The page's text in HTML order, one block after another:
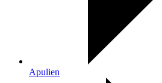
Apulien